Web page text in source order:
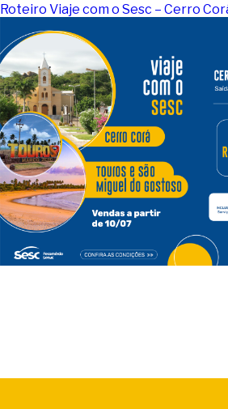
Roteiro Viaje com o Sesc – Cerro